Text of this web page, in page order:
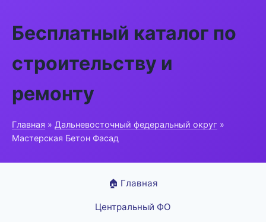
Бесплатный каталог по
строительству и
ремонту
Главная » Дальневосточный федеральный округ »
Мастерская Бетон Фасад
🏠 Главная
Центральный ФО